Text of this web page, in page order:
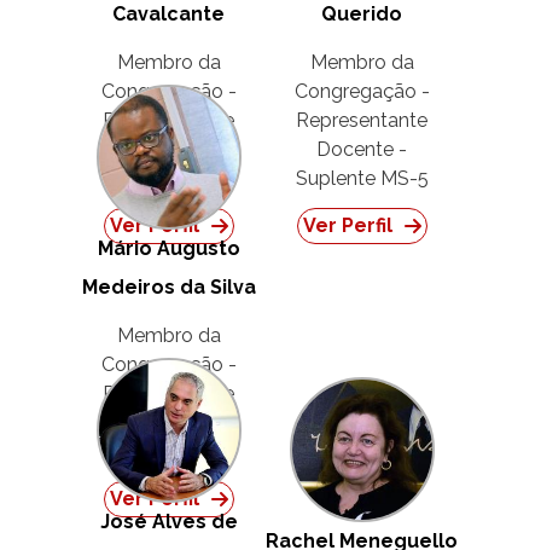
Cavalcante
Membro da
Congregação -
Representante
Docente -
Suplente MS-5
Ver Perfil
Querido
Membro da
Congregação -
Representante
Docente -
Suplente MS-5
Ver Perfil
Mário Augusto
Medeiros da Silva
Membro da
Congregação -
Representante
Docente -
Suplente MS-5
Ver Perfil
José Alves de
Rachel Meneguello